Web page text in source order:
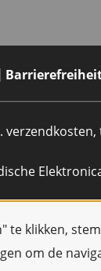
te klikken,
om de